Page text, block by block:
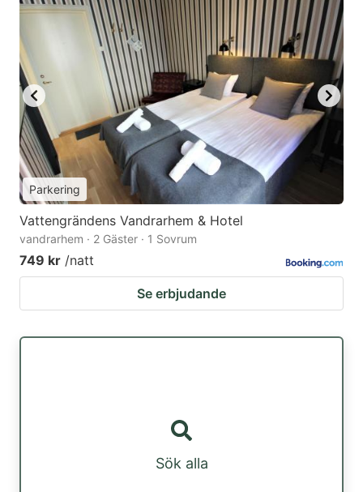
Parkering
Vattengrändens Vandrarhem & Hotel
vandrarhem · 2 Gäster · 1 Sovrum
749 kr /natt
Se erbjudande
Sök alla